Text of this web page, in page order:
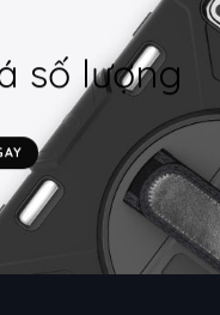
số lượng